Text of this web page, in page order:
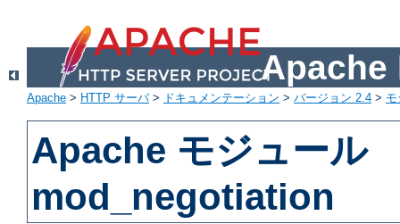
Apache
Apache > HTTP サーバ> ドキュメンテーション > バージョン 2.4 >
Apache モジュール
mod_negotiation